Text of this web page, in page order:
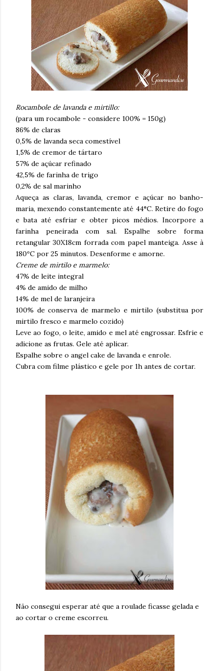
Rocambole de lavanda e mirtillo:
(para um rocambole - considere 100% = 150g)
86% de claras
0,5% de lavanda seca comestível
1,5% de cremor de tártaro
57% de açúcar refinado
42,5% de farinha de trigo
0,2% de sal marinho
Aqueça as claras, lavanda, cremor e açúcar no banho-
maria, mexendo constantemente até 44°C. Retire do fogo
e bata até esfriar e obter picos médios. Incorpore a
farinha peneirada com sal. Espalhe sobre forma
retangular 30X18cm forrada com papel manteiga. Asse à
180ºC por 25 minutos. Desenforme e amorne.
Creme de mirtilo e marmelo:
47% de leite integral
4% de amido de milho
14% de mel de laranjeira
100% de conserva de marmelo e mirtilo (substitua por
mirtilo fresco e marmelo cozido)
Leve ao fogo, o leite, amido e mel até engrossar. Esfrie e
adicione as frutas. Gele até aplicar.
Espalhe sobre o angel cake de lavanda e enrole.
Cubra com filme plástico e gele por 1h antes de cortar.
Não consegui esperar até que a roulade ficasse gelada e
ao cortar o creme escorreu.